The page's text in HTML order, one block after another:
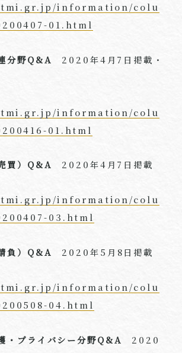
information/colu
01.html
分野Q&A 2020年4月7日掲載・
information/colu
01.html
買）Q&A 2020年4月7日掲載
information/colu
03.html
負）Q&A 2020年5月8日掲載
information/colu
04.html
・プライバシー分野Q&A 2020